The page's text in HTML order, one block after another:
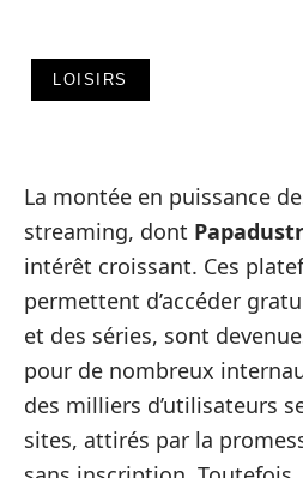
LOISIRS
La montée en puissance
streaming, dont
intérêt croissant. Ces
permettent d’accéder
et des séries, sont
pour de nombreux
des milliers d’utilisateurs
sites, attirés par la